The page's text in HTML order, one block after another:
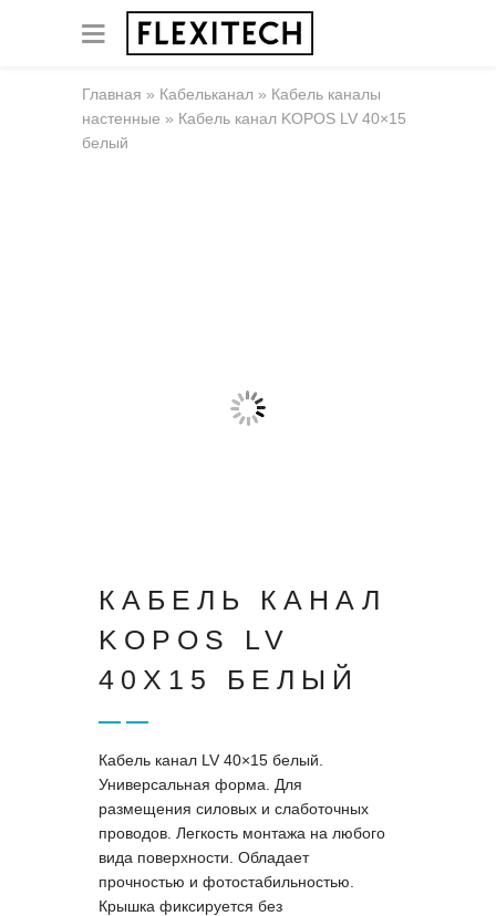
Главная » Кабельканал » Кабель каналы
настенные » Кабель канал KOPOS LV 40×15
белый
КАБЕЛЬ КАНАЛ
KOPOS LV
40X15 БЕЛЫЙ
Кабель канал LV 40×15 белый.
Универсальная форма. Для
размещения силовых и слаботочных
проводов. Легкость монтажа на любого
вида поверхности. Обладает
прочностью и фотостабильностью.
Крышка фиксируется без